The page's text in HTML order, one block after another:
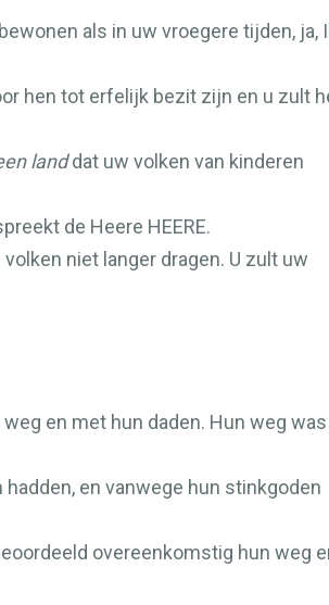
als in uw vroegere tijden, ja,
hen tot erfelijk bezit zijn en u zult
landdat uw volken van kinderen
de Heere HEERE.
niet langer dragen. U zult uw
en met hun daden. Hun weg was
en vanwege hun stinkgoden
overeenkomstig hun weg